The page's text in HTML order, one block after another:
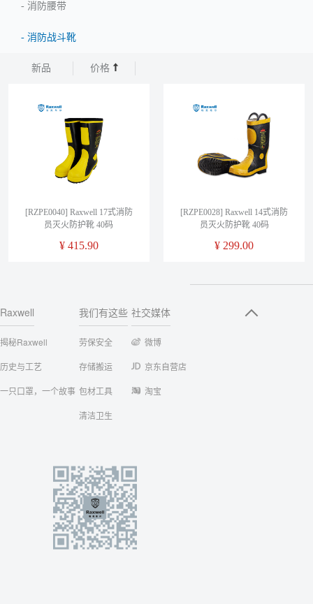
- 消防腰带
- 消防战斗靴
新品 价格
[RZPE0040] Raxwell 17式消防
员灭火防护靴 40码
¥ 415.90
[RZPE0028] Raxwell 14式消防
员灭火防护靴 40码
¥ 299.00
Raxwell
揭秘Raxwell
历史与工艺
一只口罩，一个故事
我们有这些
劳保安全
存储搬运
包材工具
清洁卫生
社交媒体
微博
京东自营店
淘宝